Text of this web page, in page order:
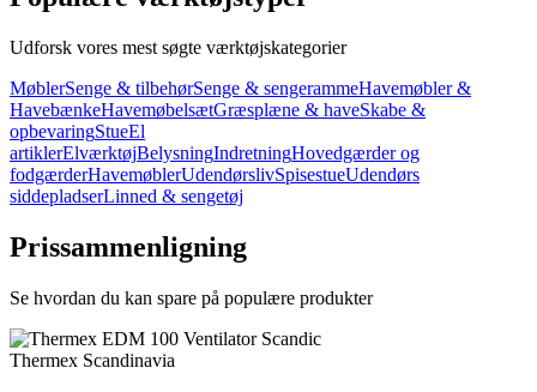
Udforsk vores mest søgte værktøjskategorier
MøblerSenge & tilbehørSenge & sengerammeHavemøbler &
HavebænkeHavemøbelsætGræsplæne & haveSkabe &
opbevaringStueEl
artiklerElværktøjBelysningIndretningHovedgærder og
fodgærderHavemøblerUdendørslivSpisestueUdendørs
siddepladserLinned & sengetøj
Prissammenligning
Se hvordan du kan spare på populære produkter
Thermex Scandinavia